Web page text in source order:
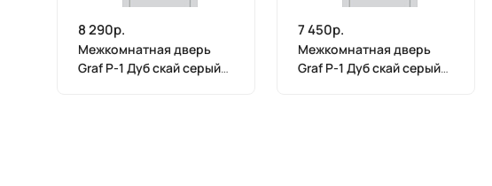
8 290р.
Межкомнатная дверь
Graf P-1 Дуб скай серый
7 450р.
Межкомнатная дверь
Graf P-1 Дуб скай серый